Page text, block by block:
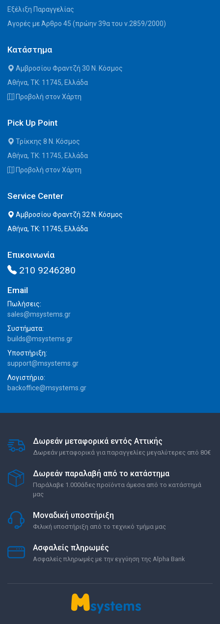
Εξέλιξη Παραγγελίας
Αγορές με Άρθρο 45 (πρώην 39α του ν.2859/2000)
Κατάστημα
Αμβροσίου Φραντζή 30 Ν. Κόσμος
Αθήνα, ΤΚ: 11745, Ελλάδα
Προβολή στον Χάρτη
Pick Up Point
Τρίκκης 8 Ν. Κόσμος
Αθήνα, ΤΚ: 11745, Ελλάδα
Προβολή στον Χάρτη
Service Center
Αμβροσίου Φραντζή 32 Ν. Κόσμος
Αθήνα, ΤΚ: 11745, Ελλάδα
Επικοινωνία
210 9246280
Email
Πωλήσεις:
sales@msystems.gr
Συστήματα:
builds@msystems.gr
Υποστήριξη:
support@msystems.gr
Λογιστήριο:
backoffice@msystems.gr
Δωρεάν μεταφορικά εντός Αττικής
Δωρεάν μεταφορικά για παραγγελίες μεγαλύτερες από 80€
Δωρεάν παραλαβή από το κατάστημα
Παράλαβε 1.000άδες προϊόντα άμεσα από το κατάστημά
μας
Μοναδική υποστήριξη
Φιλική υποστήριξη από το τεχνικό τμήμα μας
Ασφαλείς πληρωμές
Ασφαλείς πληρωμές με την εγγύηση της Alpha Bank